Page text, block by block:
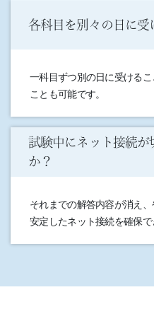
各科目を別々の日に受
一科目ずつ別の日に受ける
ことも可能です。
試験中にネット接続が
か？
それまでの解答内容が消え、
安定したネット接続を確保で